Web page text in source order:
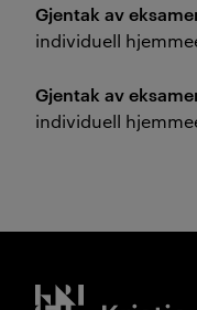
Gjentak av
individuell
Gjentak av
individuell
Kristiania logo